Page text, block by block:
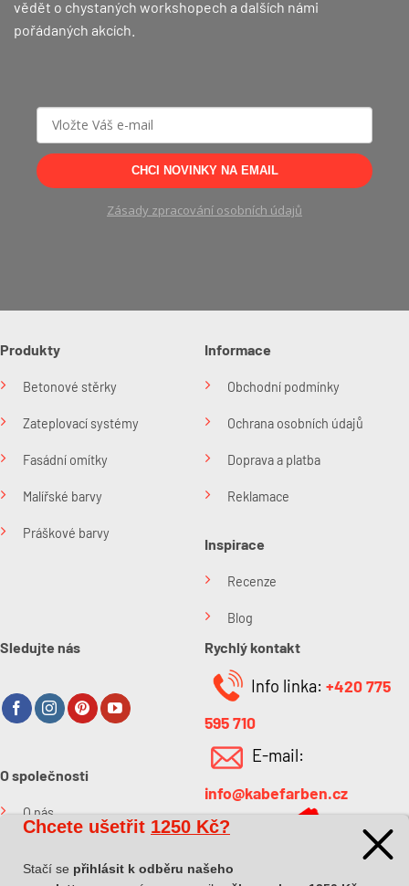
vědět o chystaných workshopech a dalších námi
pořádaných akcích.
CHCI NOVINKY NA EMAIL
Zásady zpracování osobních údajů
Produkty
Betonové stěrky
Zateplovací systémy
Fasádní omítky
Malířské barvy
Práškové barvy
Informace
Obchodní podmínky
Ochrana osobních údajů
Doprava a platba
Reklamace
Inspirace
Recenze
Blog
Sledujte nás
O společnosti
O nás
Rychlý kontakt
Info linka: +420 775
595 710
E-mail:
info@kabefarben.cz
Chcete ušetřit 1250 Kč?
Stačí se přihlásit k odběru našeho